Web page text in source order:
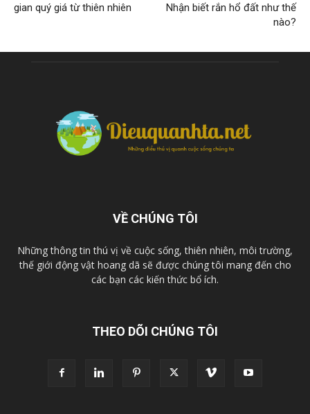
gian quý giá từ thiên nhiên
Nhận biết rắn hổ đất như thế
nào?
VỀ CHÚNG TÔI
Những thông tin thú vị về cuộc sống, thiên nhiên, môi trường,
thế giới động vật hoang dã sẽ được chúng tôi mang đến cho
các bạn các kiến thức bổ ích.
THEO DÕI CHÚNG TÔI